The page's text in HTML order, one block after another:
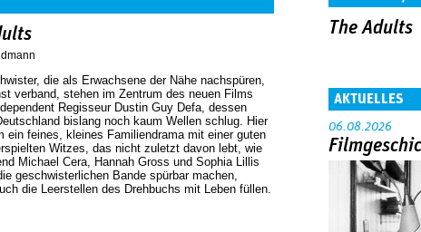
die als Erwachsene der Nähe nachspüren,
verband, stehen im Zentrum des neuen Films
Regisseur Dustin Guy Defa, dessen
bislang noch kaum Wellen schlug. Hier
ein feines, kleines Familiendrama mit einer guten
Witzes, das nicht zuletzt davon lebt, wie
Michael Cera, Hannah Gross und Sophia Lillis
geschwisterlichen Bande spürbar machen,
die Leerstellen des Drehbuchs mit Leben füllen.
The Adults
AKTUELLES
06.08.2026